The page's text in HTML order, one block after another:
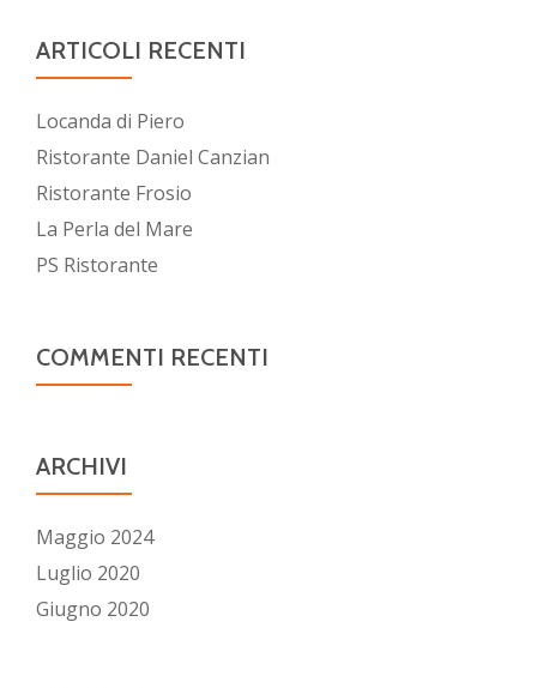
ARTICOLI RECENTI
Locanda di Piero
Ristorante Daniel Canzian
Ristorante Frosio
La Perla del Mare
PS Ristorante
COMMENTI RECENTI
ARCHIVI
Maggio 2024
Luglio 2020
Giugno 2020